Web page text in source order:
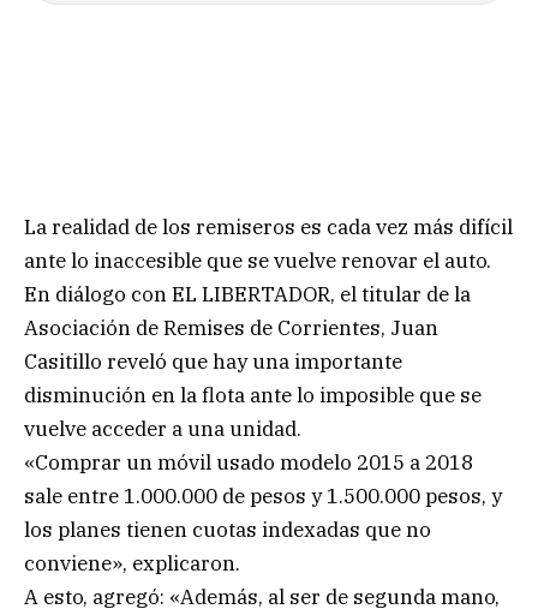
La realidad de los remiseros es cada vez más difícil
ante lo inaccesible que se vuelve renovar el auto.
En diálogo con EL LIBERTADOR, el titular de la
Asociación de Remises de Corrientes, Juan
Casitillo reveló que hay una importante
disminución en la flota ante lo imposible que se
vuelve acceder a una unidad.
«Comprar un móvil usado modelo 2015 a 2018
sale entre 1.000.000 de pesos y 1.500.000 pesos, y
los planes tienen cuotas indexadas que no
conviene», explicaron.
A esto, agregó: «Además, al ser de segunda mano,